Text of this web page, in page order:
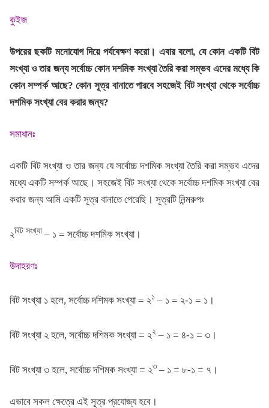
কুইজ
উপরের ছকটি মনোযোগ দিয়ে পর্যবেক্ষণ করো। এবার বলো, যে কোন একটি বিট
সংখ্যা ও তার জন্য সর্বোচ্চ কোন দশমিক সংখ্যা তৈরি করা সম্ভব এদের মধ্যে কি
কোন সম্পর্ক আছে? কোন সূত্র বানাতে পারবে সহজেই বিট সংখ্যা থেকে সর্বোচ্চ
দশমিক সংখ্যা বের করার জন্য?
সমাধানঃ
একটি বিট সংখ্যা ও তার জন্য যে সর্বোচ্চ দশমিক সংখ্যা তৈরি করা সম্ভব এদের
মধ্যে একটি সম্পর্ক আছে। সহজেই বিট সংখ্যা থেকে সর্বোচ্চ দশমিক সংখ্যা বের
করার জন্য আমি একটি সূত্র বানাতে পেরেছি। সূত্রটি নিন্মরুপঃ
২বিট সংখ্যা – ১ = সর্বোচ্চ দশমিক সংখ্যা।
উদাহরণঃ
বিট সংখ্যা ১ হলে, সর্বোচ্চ দশিমক সংখ্যা = ২১ – ১ = ২-১ = ১।
বিট সংখ্যা ২ হলে, সর্বোচ্চ দশিমক সংখ্যা = ২২– ১ = ৪-১ = ৩।
বিট সংখ্যা ৩ হলে, সর্বোচ্চ দশিমক সংখ্যা = ২৩– ১ = ৮-১ = ৭।
এভাবে সকল ক্ষেত্রে এই সূত্র প্রযোজ্য হবে।